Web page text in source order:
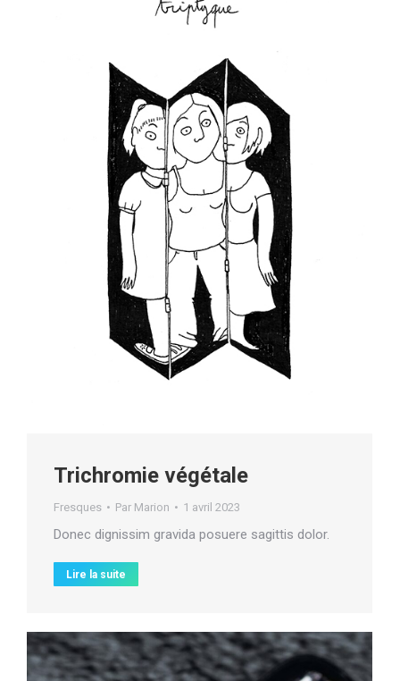
Trichromie végétale
Fresques Par Marion 1 avril 2023
Donec dignissim gravida posuere sagittis dolor.
Lire la suite